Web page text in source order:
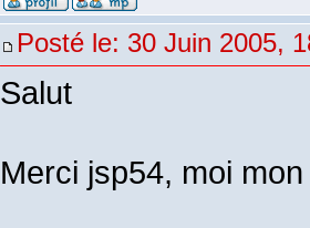
Posté le: 30 Juin 2005,
Salut
Merci jsp54, moi